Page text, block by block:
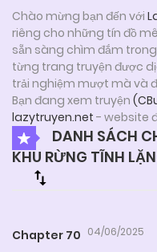
Chào mừng bạn đến với
riêng cho những tín đồ
sẵn sàng chìm đắm
từng trang truyện được
trải nghiệm mượt mà và
Bạn đang xem truyện
lazytruyen.net - website
DANH SÁCH
KHU RỪNG TĨNH
Chapter 70 04/06/2025